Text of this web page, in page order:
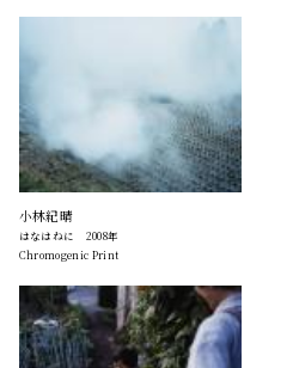
小林紀晴
はなはねに 2008年
Chromogenic Print